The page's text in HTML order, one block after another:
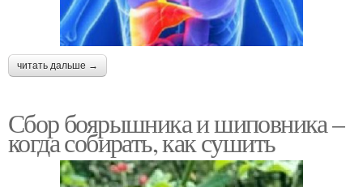
читать дальше →
Сбор боярышника и шиповника –
когда собирать, как сушить